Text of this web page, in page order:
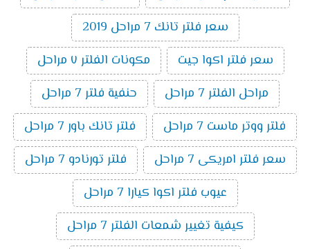
سعر فلتر تانك 7 مراحل 2019
سعر فلتر اكوا جيت
مكونات الفلتر ٧ مراحل
مراحل الفلتر 7 مراحل
حنفية فلتر 7 مراحل
فلتر ووتر ماست 7 مراحل
فلتر تانك باور 7 مراحل
سعر فلتر امريكى 7 مراحل
فلتر تورنادو 7 مراحل
عيوب فلتر اكوا كيارا 7 مراحل
كيفية تغيير شمعات الفلتر 7 مراحل